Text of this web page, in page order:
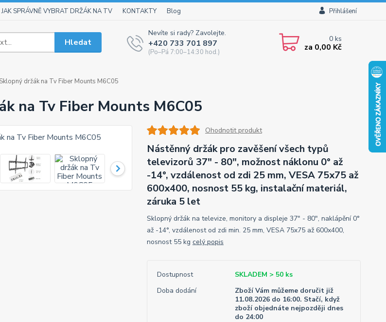
JAK SPRÁVNĚ VYBRAT DRŽÁK NA TV KONTAKTY Blog Přihlášení
Hledat
Nevíte si rady? Zavolejte.
+420 733 701 897
(Po–Pá 7:00–14:30 hod.)
0ks
za 0,00 Kč
Sklopný držák na Tv Fiber Mounts M6C05
na Tv Fiber Mounts M6C05
Ohodnotit produkt
Nástěnný držák pro zavěšení všech typů
televizorů 37" - 80", možnost náklonu 0° až
-14°, vzdálenost od zdi 25 mm, VESA 75x75 až
600x400, nosnost 55 kg, instalační materiál,
záruka 5 let
Sklopný držák na televize, monitory a displeje 37" - 80", naklápění 0°
až -14°, vzdálenost od zdi min. 25 mm, VESA 75x75 až 600x400,
nosnost 55 kg celý popis
Dostupnost
SKLADEM > 50 ks
Doba dodání
Zboží Vám můžeme doručit již
11.08.2026 do 16:00. Stačí, když
zboží objednáte nejpozději dnes
do 24:00